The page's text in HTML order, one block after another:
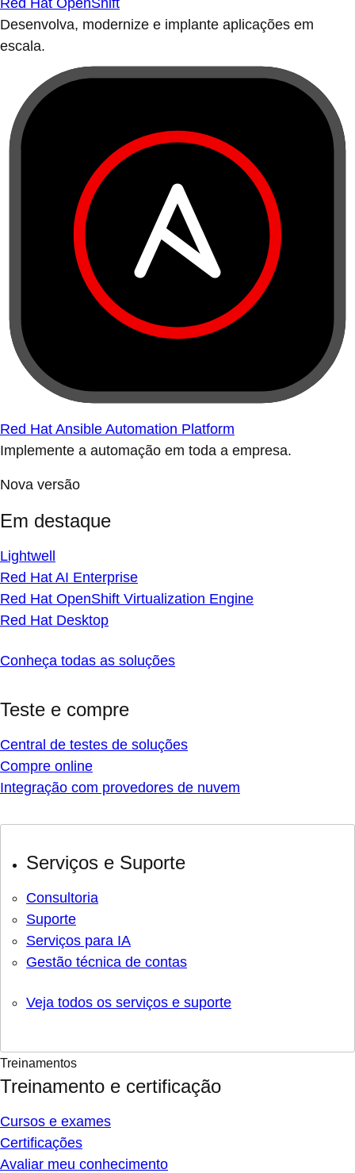
Red Hat OpenShift
Desenvolva, modernize e implante aplicações em
escala.
Red Hat Ansible Automation Platform
Implemente a automação em toda a empresa.
Nova versão
Em destaque
Lightwell
Red Hat AI Enterprise
Red Hat OpenShift Virtualization Engine
Red Hat Desktop
Conheça todas as soluções
Teste e compre
Central de testes de soluções
Compre online
Integração com provedores de nuvem
Serviços e Suporte
Consultoria
Suporte
Serviços para IA
Gestão técnica de contas
Veja todos os serviços e suporte
Treinamentos
Treinamento e certificação
Cursos e exames
Certificações
Avaliar meu conhecimento